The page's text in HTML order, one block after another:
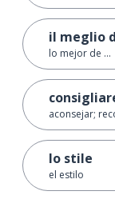
il meglio
lo mejor de ...
aconsejar;
lo stile
el estilo